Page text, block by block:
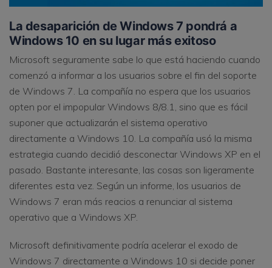
La desaparición de Windows 7 pondrá a
Windows 10 en su lugar más exitoso
Microsoft seguramente sabe lo que está haciendo cuando
comenzó a informar a los usuarios sobre el fin del soporte
de Windows 7. La compañía no espera que los usuarios
opten por el impopular Windows 8/8.1, sino que es fácil
suponer que actualizarán el sistema operativo
directamente a Windows 10. La compañía usó la misma
estrategia cuando decidió desconectar Windows XP en el
pasado. Bastante interesante, las cosas son ligeramente
diferentes esta vez. Según un informe, los usuarios de
Windows 7 eran más reacios a renunciar al sistema
operativo que a Windows XP.
Microsoft definitivamente podría acelerar el exodo de
Windows 7 directamente a Windows 10 si decide poner